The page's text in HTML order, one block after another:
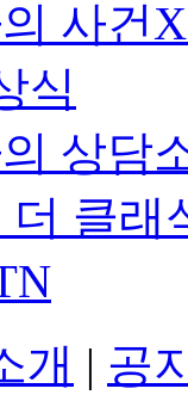
사건
식
상담
더 클래
개 | 공